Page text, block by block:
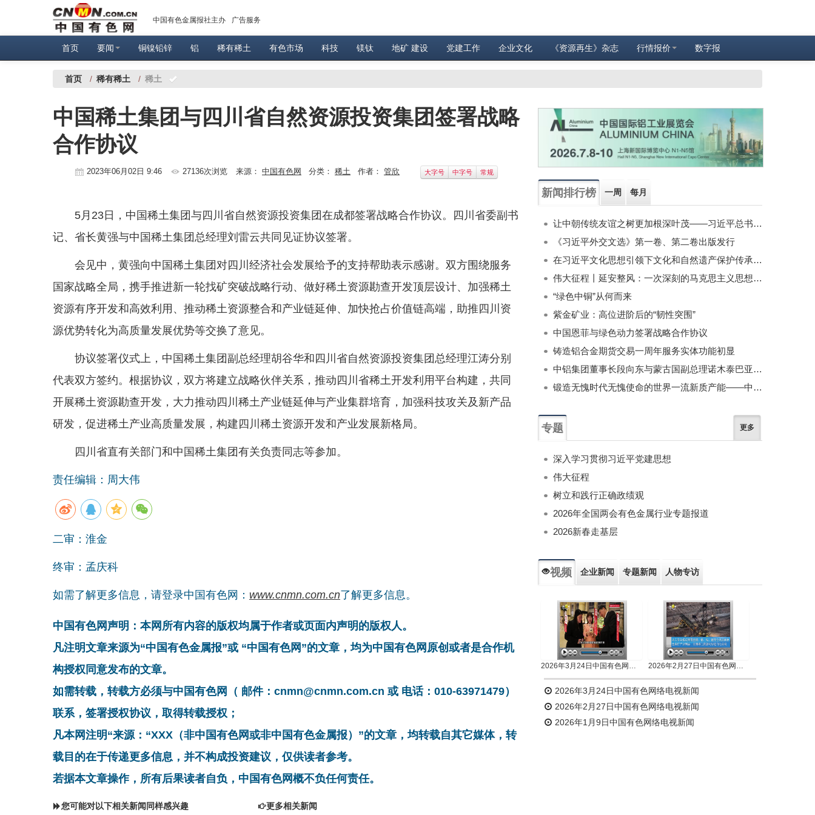
中国有色金属报社主办 广告服务
首页 要闻 铜镍铅锌 铝 稀有稀土 有色市场 科技 镁钛 地矿 建设 党建工作 企业文化 《资源再生》杂志 行情报价 数字报
首页 / 稀有稀土 / 稀土
中国稀土集团与四川省自然资源投资集团签署战略
合作协议
2023年06月02日 9:46 27136次浏览 来源： 中国有色网 分类： 稀土 作者： 管欣 大字号 中字号 常规
5月23日，中国稀土集团与四川省自然资源投资集团在成都签署战略合作协议。四川省委副书
记、省长黄强与中国稀土集团总经理刘雷云共同见证协议签署。
会见中，黄强向中国稀土集团对四川经济社会发展给予的支持帮助表示感谢。双方围绕服务
国家战略全局，携手推进新一轮找矿突破战略行动、做好稀土资源勘查开发顶层设计、加强稀土
资源有序开发和高效利用、推动稀土资源整合和产业链延伸、加快抢占价值链高端，助推四川资
源优势转化为高质量发展优势等交换了意见。
协议签署仪式上，中国稀土集团副总经理胡谷华和四川省自然资源投资集团总经理江涛分别
代表双方签约。根据协议，双方将建立战略伙伴关系，推动四川省稀土开发利用平台构建，共同
开展稀土资源勘查开发，大力推动四川稀土产业链延伸与产业集群培育，加强科技攻关及新产品
研发，促进稀土产业高质量发展，构建四川稀土资源开发和产业发展新格局。
四川省直有关部门和中国稀土集团有关负责同志等参加。
责任编辑：周大伟
二审：淮金
终审：孟庆科
如需了解更多信息，请登录中国有色网： www.cnmn.com.cn了解更多信息。
中国有色网声明：本网所有内容的版权均属于作者或页面内声明的版权人。
凡注明文章来源为“中国有色金属报”或 “中国有色网”的文章，均为中国有色网原创或者是合作机
构授权同意发布的文章。
如需转载，转载方必须与中国有色网（ 邮件：cnmn@cnmn.com.cn 或 电话：010-63971479）
联系，签署授权协议，取得转载授权；
凡本网注明“来源：“XXX（非中国有色网或非中国有色金属报）”的文章，均转载自其它媒体，转
载目的在于传递更多信息，并不构成投资建议，仅供读者参考。
若据本文章操作，所有后果读者自负，中国有色网概不负任何责任。
您可能对以下相关新闻同样感兴趣 更多相关新闻
新闻排行榜 一周 每月
让中朝传统友谊之树更加根深叶茂——习近平总书记对朝鲜进行国事访问纪实
《习近平外交文选》第一卷、第二卷出版发行
在习近平文化思想引领下文化和自然遗产保护传承利用工作开创新局面
伟大征程丨延安整风：一次深刻的马克思主义思想教育运动
“绿色中铜”从何而来
紫金矿业：高位进阶后的“韧性突围”
中国恩菲与绿色动力签署战略合作协议
铸造铝合金期货交易一周年服务实体功能初显
中铝集团董事长段向东与蒙古国副总理诺木泰巴亚尔举行会谈
锻造无愧时代无愧使命的世界一流新质产能——中国有色金属工业的战略应对与破局之道（二）
专题 更多
深入学习贯彻习近平党建思想
伟大征程
树立和践行正确政绩观
2026年全国两会有色金属行业专题报道
2026新春走基层
视频 企业新闻 专题新闻 人物专访
2026年3月24日中国有色网络电视新闻 2026年2月27日中国有色网络电视新闻
2026年3月24日中国有色网络电视新闻
2026年2月27日中国有色网络电视新闻
2026年1月9日中国有色网络电视新闻